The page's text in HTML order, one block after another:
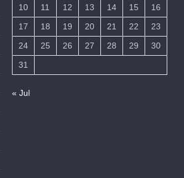
10
11 12 13 14 15
16
17
18 19 20 21 22
23
24
25 26 27 28 29
30
31
« Jul